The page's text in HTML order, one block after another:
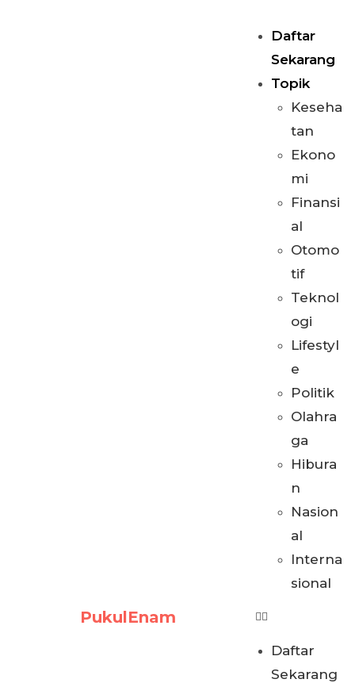
PukulEnam
Daftar
Sekarang
Topik
Keseha
tan
Ekono
mi
Finansi
al
Otomo
tif
Teknol
ogi
Lifestyl
e
Politik
Olahra
ga
Hibura
n
Nasion
al
Interna
sional
Daftar
Sekarang